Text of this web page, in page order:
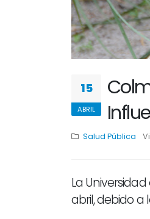
15
ABRIL
Salud Pública
La
abril, debido